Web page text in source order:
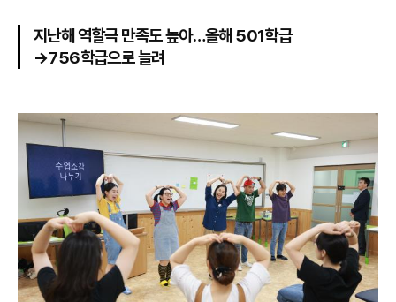
지난해 역할극 만족도 높아…올해 501학급
→756학급으로 늘려